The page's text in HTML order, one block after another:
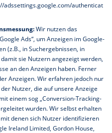
adssettings.google.com/authenticat
Wir nutzen das
Ads“, um Anzeigen im Google-
(z.B., in Suchergebnissen, in
sie Nutzern angezeigt werden,
an den Anzeigen haben. Ferner
Anzeigen. Wir erfahren jedoch nur
Nutzer, die auf unsere Anzeige
einem sog „Conversion-Tracking-
wurden. Wir selbst erhalten
denen sich Nutzer identifizieren
Ireland Limited, Gordon House,